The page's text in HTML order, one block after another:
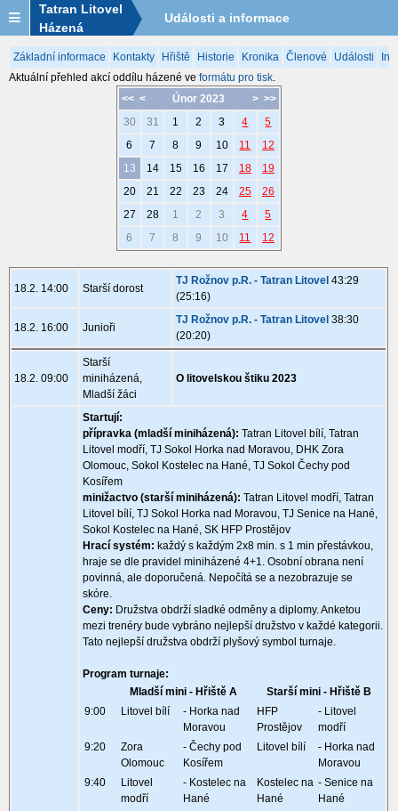
Tatran Litovel
Házená
Události a informace
Základní informace Kontakty Hřiště Historie Kronika Členové Události
Aktuální přehled akcí oddílu házené ve formátu pro tisk.
<< < > >>
Únor 2023
30
31 1 2 3 4
5
6
7 8 9 10 11
12
13
14 15 16 17 18
19
20
21 22 23 24 25
26
27
28 1 2 3 4
5
6
7 8 9 10 11 12
18.2. 14:00 Starší dorost
TJ Rožnov p.R. - Tatran Litovel 43:29
(25:16)
18.2. 16:00 Junioři
TJ Rožnov p.R. - Tatran Litovel 38:30
(20:20)
18.2. 09:00
Starší
miniházená,
Mladší žáci
O litovelskou štiku 2023
Startují:
přípravka (mladší miniházená):Tatran Litovel bílí, Tatran
Litovel modří, TJ Sokol Horka nad Moravou, DHK Zora
Olomouc, Sokol Kostelec na Hané, TJ Sokol Čechy pod
Kosířem
minižactvo (starší miniházená):Tatran Litovel modří, Tatran
Litovel bílí, TJ Sokol Horka nad Moravou, TJ Senice na Hané,
Sokol Kostelec na Hané, SK HFP Prostějov
Hrací systém: každý s každým 2x8 min. s 1 min přestávkou,
hraje se dle pravidel miniházené 4+1. Osobní obrana není
povinná, ale doporučená. Nepočítá se a nezobrazuje se
skóre.
Ceny: Družstva obdrží sladké odměny a diplomy. Anketou
mezi trenéry bude vybráno nejlepší družstvo v každé kategorii.
Tato nejlepší družstva obdrží plyšový symbol turnaje.
Program turnaje:
Mladší mini - Hřiště A
Starší mini - Hřiště B
9:00
Litovel bílí
- Horka nad
Moravou
HFP
Prostějov
- Litovel
modří
9:20
Zora
Olomouc
- Čechy pod
Kosířem
Litovel bílí
- Horka nad
Moravou
9:40
Litovel
modří
- Kostelec na
Hané
Kostelec na
Hané
- Senice na
Hané